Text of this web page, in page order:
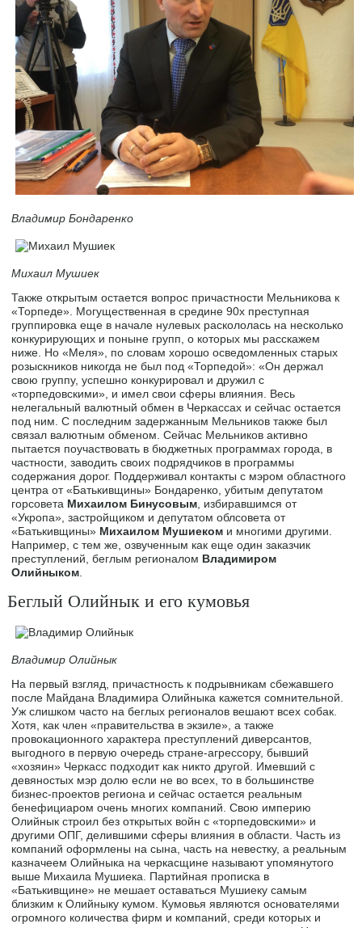
Владимир Бондаренко
Михаил Мушиек
Также открытым остается вопрос причастности Мельникова к
«Торпеде». Могущественная в средине 90х преступная
группировка еще в начале нулевых раскололась на несколько
конкурирующих и поныне групп, о которых мы расскажем
ниже. Но «Меля», по словам хорошо осведомленных старых
розыскников никогда не был под «Торпедой»: «Он держал
свою группу, успешно конкурировал и дружил с
«торпедовскими», и имел свои сферы влияния. Весь
нелегальный валютный обмен в Черкассах и сейчас остается
под ним. С последним задержанным Мельников также был
связал валютным обменом. Сейчас Мельников активно
пытается поучаствовать в бюджетных программах города, в
частности, заводить своих подрядчиков в программы
содержания дорог. Поддерживал контакты с мэром областного
центра от «Батькивщины» Бондаренко, убитым депутатом
горсовета Михаилом Бинусовым, избиравшимся от
«Укропа», застройщиком и депутатом облсовета от
«Батькивщины» Михаилом Мушиеком и многими другими.
Например, с тем же, озвученным как еще один заказчик
преступлений, беглым регионалом Владимиром
Олийныком.
Беглый Олийнык и его кумовья
Владимир Олийнык
На первый взгляд, причастность к подрывникам сбежавшего
после Майдана Владимира Олийныка кажется сомнительной.
Уж слишком часто на беглых регионалов вешают всех собак.
Хотя, как член «правительства в экзиле», а также
провокационного характера преступлений диверсантов,
выгодного в первую очередь стране-агрессору, бывший
«хозяин» Черкасс подходит как никто другой. Имевший с
девяностых мэр долю если не во всех, то в большинстве
бизнес-проектов региона и сейчас остается реальным
бенефициаром очень многих компаний. Свою империю
Олийнык строил без открытых войн с «торпедовскими» и
другими ОПГ, делившими сферы влияния в области. Часть из
компаний оформлены на сына, часть на невестку, а реальным
казначеем Олийныка на черкасщине называют упомянутого
выше Михаила Мушиека. Партийная прописка в
«Батькивщине» не мешает оставаться Мушиеку самым
близким к Олийныку кумом. Кумовья являются основателями
огромного количества фирм и компаний, среди которых и